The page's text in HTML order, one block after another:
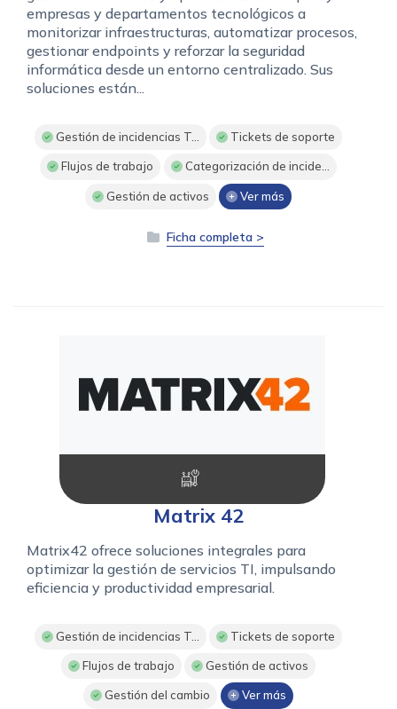
empresas y departamentos tecnológicos a
monitorizar infraestructuras, automatizar procesos,
gestionar endpoints y reforzar la seguridad
informática desde un entorno centralizado. Sus
soluciones están...
Gestión de incidencias T... Tickets de soporte
Flujos de trabajo Categorización de incide...
Gestión de activos Ver más
Ficha completa >
Matrix 42
Matrix42 ofrece soluciones integrales para
optimizar la gestión de servicios TI, impulsando
eficiencia y productividad empresarial.
Gestión de incidencias T... Tickets de soporte
Flujos de trabajo Gestión de activos
Gestión del cambio Ver más